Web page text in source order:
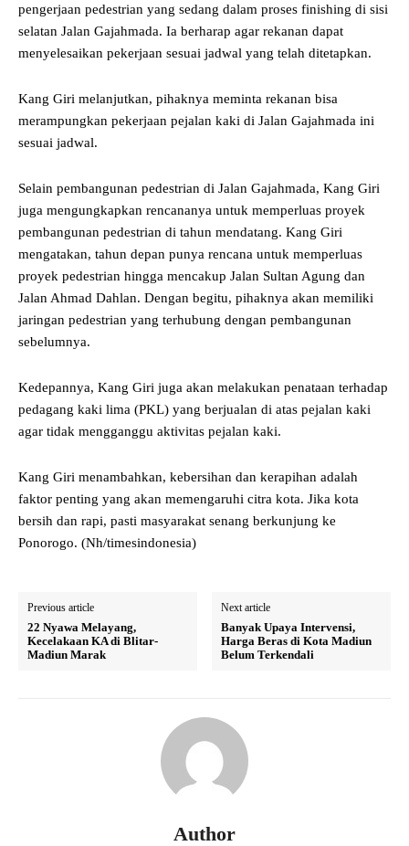
pengerjaan pedestrian yang sedang dalam proses finishing di sisi
selatan Jalan Gajahmada. Ia berharap agar rekanan dapat
menyelesaikan pekerjaan sesuai jadwal yang telah ditetapkan.
Kang Giri melanjutkan, pihaknya meminta rekanan bisa
merampungkan pekerjaan pejalan kaki di Jalan Gajahmada ini
sesuai jadwal.
Selain pembangunan pedestrian di Jalan Gajahmada, Kang Giri
juga mengungkapkan rencananya untuk memperluas proyek
pembangunan pedestrian di tahun mendatang. Kang Giri
mengatakan, tahun depan punya rencana untuk memperluas
proyek pedestrian hingga mencakup Jalan Sultan Agung dan
Jalan Ahmad Dahlan. Dengan begitu, pihaknya akan memiliki
jaringan pedestrian yang terhubung dengan pembangunan
sebelumnya.
Kedepannya, Kang Giri juga akan melakukan penataan terhadap
pedagang kaki lima (PKL) yang berjualan di atas pejalan kaki
agar tidak mengganggu aktivitas pejalan kaki.
Kang Giri menambahkan, kebersihan dan kerapihan adalah
faktor penting yang akan memengaruhi citra kota. Jika kota
bersih dan rapi, pasti masyarakat senang berkunjung ke
Ponorogo. (Nh/timesindonesia)
Previous article
22 Nyawa Melayang,
Kecelakaan KA di Blitar-
Madiun Marak
Next article
Banyak Upaya Intervensi,
Harga Beras di Kota Madiun
Belum Terkendali
Author